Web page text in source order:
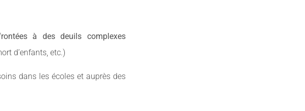
à des deuils complexes
d’enfants, etc.)
dans les écoles et auprès des